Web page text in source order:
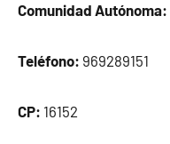
Comunidad Autónoma:
Teléfono: 969289151
CP: 16152